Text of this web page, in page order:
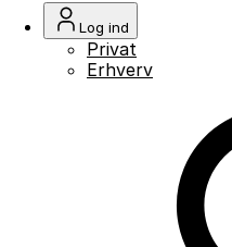
Log ind
Privat
Erhverv